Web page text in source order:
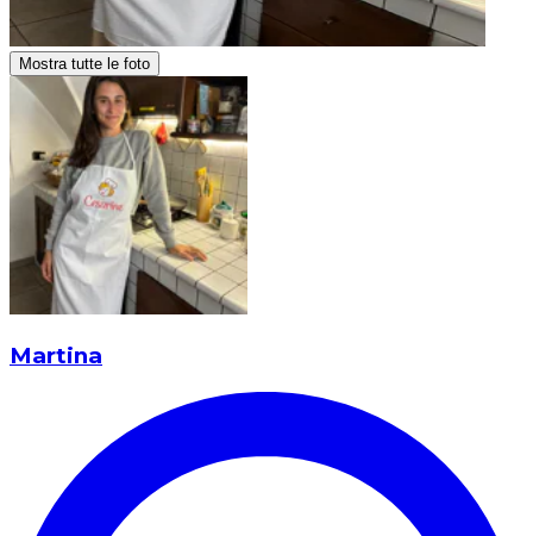
Mostra tutte le foto
Martina